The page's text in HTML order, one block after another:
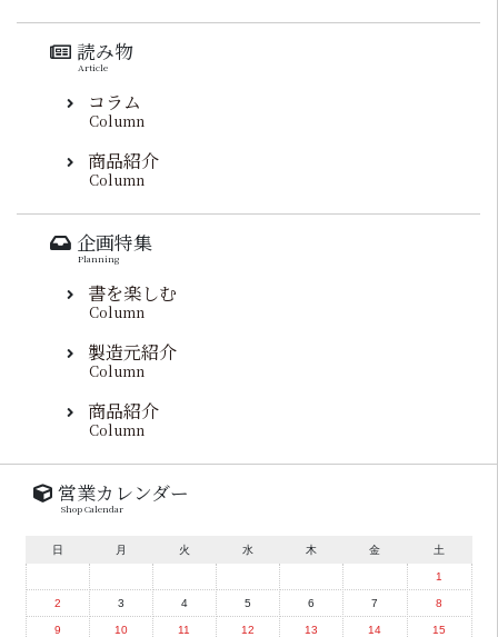
読み物
Article
コラム
Column
商品紹介
Column
企画特集
Planning
書を楽しむ
Column
製造元紹介
Column
商品紹介
Column
営業カレンダー
Shop Calendar
日 月 火 水 木 金 土
1
2 3 4 5 6 7 8
9 10 11 12 13 14 15